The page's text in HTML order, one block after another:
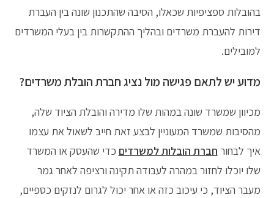
בהובלות ספציפיות שכאלו, הסיבה שהתכנון שונה בין העברת
דירות להעברת משרדים ובהליך ההתקשרות בין בעלי המשרדים
למובילים.
מדוע יש לתאם פגישה מול נציג חברת הובלת משרדים?
מכיוון שמשרד שונה במהות שלו מדירה והובלת הציוד שלה,
מהסיבות שמשרד המעוניין לבצע זאת חייב לשאול את עצמו
איך לבחור חברת הובלות למשרדים כדי שהעסק או המשרד
שלו יוכלו לחזור במהרה לעבודה תקינה ורציפה לאחר גמר
מעבר הציוד, כי עיכוב כזה או אחר יכול לגרום לנזקים כספיים,